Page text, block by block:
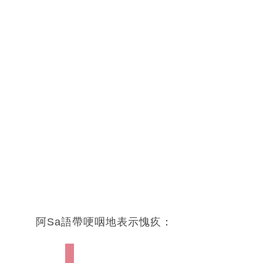
阿Sa語帶哽咽地表示愧疚：